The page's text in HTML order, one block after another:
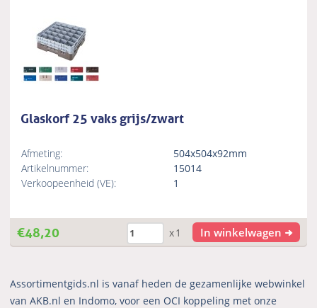
Glaskorf 25 vaks grijs/zwart
Afmeting:
504x504x92mm
Artikelnummer:
15014
Verkoopeenheid (VE):
1
€48,20 x1 In winkelwagen
Assortimentgids.nl is vanaf heden de gezamenlijke webwinkel
van AKB.nl en Indomo, voor een OCI koppeling met onze